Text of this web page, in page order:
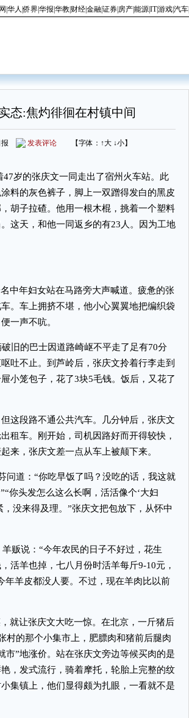
华人 |侨界华报 华教 财经金融证券 房产能源IT|游戏汽车
态:焦灼徘徊在村镇中间
报 发表评论 【字体： ↑大 ↓小】
岁的张庆文一同走出了宿州火车站。此
料的灰色裤子，脚上一双蹭得发白的黑皮
胡子拉碴。他用一根木棍，挑着一个塑料
这天，和他一同返乡的有23人。因为工地
妇女站在马路旁大声喊道。疲惫的张
。车上拥挤不堪，他小心翼翼地把编织袋
一声不吭。
的巴士因道路崎岖不平走了足有70分
吐不止。到芦岭后，张庆文拎着行李走到
小笼包子，花了3块5毛钱。饭后，又花了
段路不通公共汽车。几分钟后，张庆文
租车。刚开始，司机因路好而开得较快，
来，张庆文差一点从车上被颠下来。
道：“你吃早饭了吗？没吃的话，我这就
你头发怎么这么长啊，活活像个‘大妇
没来得及理。”张庆文把包放下，从怀中
说：“今年农民的日子不好过，花生
活羊也掉，七八月份时活羊每斤9-10元，
年羊皮都没人要。不过，现在羊肉比以前
让张庆文大吃一惊。在北京，一斤猪后
村的那个小集市上，肥膘肉和猪前后腿肉
市”地涨价。站在张庆文旁边等候买肉的是
，发式流行，骑着摩托，轮胎上完整的纹
集镇上，他们显得颇为扎眼，一看就不是